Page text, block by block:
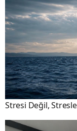
Stresi Değil,